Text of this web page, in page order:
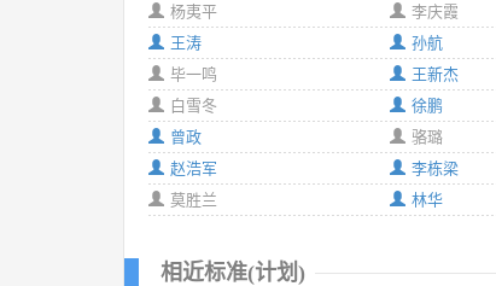
杨夷平
李庆霞
王涛
孙航
毕一鸣
王新杰
白雪冬
徐鹏
曾政
骆璐
赵浩军
李栋梁
莫胜兰
林华
相近标准(计划)